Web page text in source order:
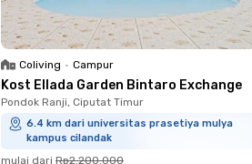
Coliving • Campur
Kost Ellada Garden Bintaro Exchange
Pondok Ranji, Ciputat Timur
6.4 km dari universitas prasetiya mulya
kampus cilandak
mulai dari Rp2.200.000